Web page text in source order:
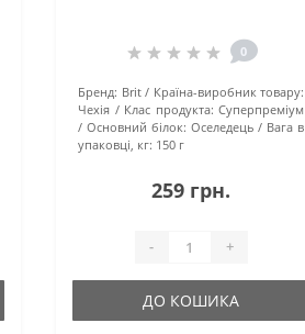
0
Бренд: Brit Країна-виробник товару:
Чехія
Клас продукта: Суперпреміум
Основний білок: Оселедець
Вага в
упаковці, кг: 150 г
259 грн.
- +
ДО КОШИКА